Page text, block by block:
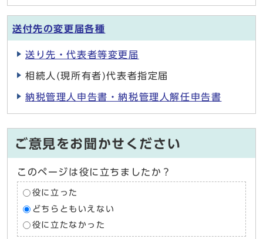
送付先の変更届各種
送り先・代表者等変更届
相続人(現所有者)代表者指定届
納税管理人申告書・納税管理人解任申告書
ご意見をお聞かせください
このページは役に立ちましたか？
役に立った
どちらともいえない
役に立たなかった